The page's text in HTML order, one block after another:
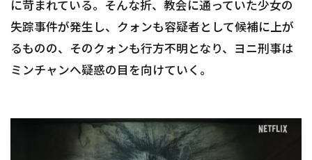
に苛まれている。そんな折、教会に通っていた少女の
失踪事件が発生し、クォンも容疑者として候補に上が
るものの、そのクォンも行方不明となり、ヨニ刑事は
ミンチャンへ疑惑の目を向けていく。